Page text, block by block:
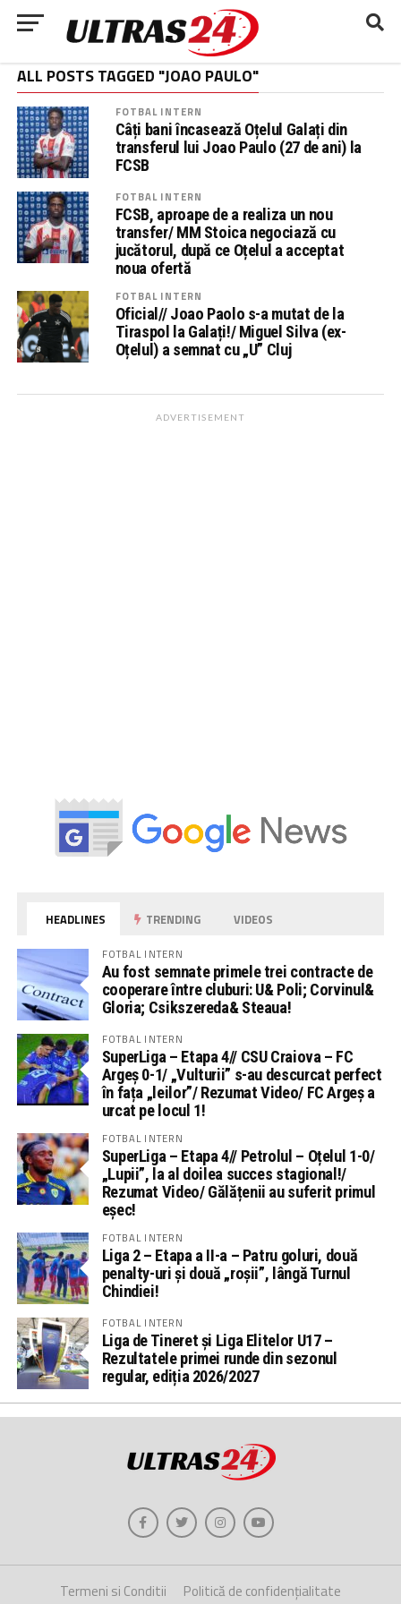
ALL POSTS TAGGED "JOAO PAULO"
FOTBAL INTERN
Câți bani încasează Oțelul Galați din
transferul lui Joao Paulo (27 de ani) la
FCSB
FOTBAL INTERN
FCSB, aproape de a realiza un nou
transfer/ MM Stoica negociază cu
jucătorul, după ce Oțelul a acceptat
noua ofertă
FOTBAL INTERN
Oficial// Joao Paolo s-a mutat de la
Tiraspol la Galați!/ Miguel Silva (ex-
Oțelul) a semnat cu „U” Cluj
ADVERTISEMENT
HEADLINES TRENDING VIDEOS
FOTBAL INTERN
Au fost semnate primele trei contracte de
cooperare între cluburi: U& Poli; Corvinul&
Gloria; Csikszereda& Steaua!
FOTBAL INTERN
SuperLiga – Etapa 4// CSU Craiova – FC
Argeș 0-1/ „Vulturii” s-au descurcat perfect
în fața „leilor”/ Rezumat Video/ FC Argeș a
urcat pe locul 1!
FOTBAL INTERN
SuperLiga – Etapa 4// Petrolul – Oțelul 1-0/
„Lupii”, la al doilea succes stagional!/
Rezumat Video/ Gălățenii au suferit primul
eșec!
FOTBAL INTERN
Liga 2 – Etapa a II-a – Patru goluri, două
penalty-uri și două „roșii”, lângă Turnul
Chindiei!
FOTBAL INTERN
Liga de Tineret și Liga Elitelor U17 –
Rezultatele primei runde din sezonul
regular, ediția 2026/2027
Termeni si Conditii Politică de confidențialitate